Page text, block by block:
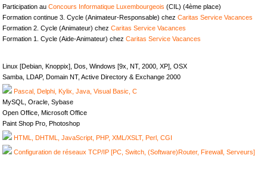
Participation au Concours Informatique Luxembourgeois (CIL) (4ème place)
Formation continue 3. Cycle (Animateur-Responsable) chez Caritas Service Vacances
Formation 2. Cycle (Animateur) chez Caritas Service Vacances
Formation 1. Cycle (Aide-Animateur) chez Caritas Service Vacances
Linux [Debian, Knoppix], Dos, Windows [9x, NT, 2000, XP], OSX
Samba, LDAP, Domain NT, Active Directory & Exchange 2000
Pascal, Delphi, Kylix, Java, Visual Basic, C
MySQL, Oracle, Sybase
Open Office, Microsoft Office
Paint Shop Pro, Photoshop
HTML, DHTML, JavaScript, PHP, XML/XSLT, Perl, CGI
Configuration de réseaux TCP/IP [PC, Switch, (Software)Router, Firewall, Serveurs]